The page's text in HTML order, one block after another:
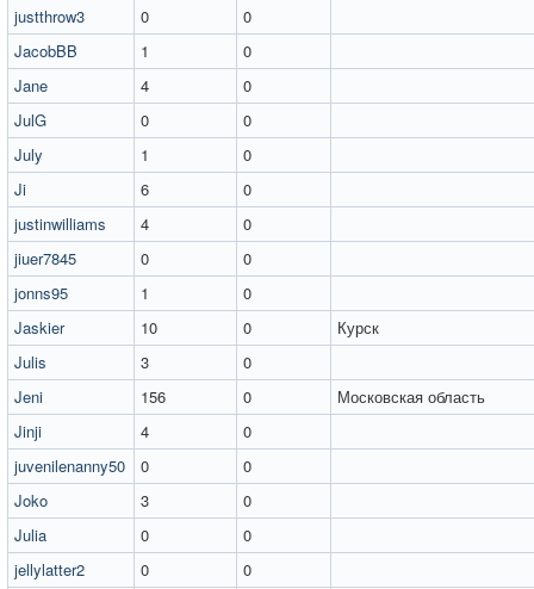
justthrow3
0
0
JacobBB
1
0
Jane
4
0
JulG
0
0
July
1
0
Ji
6
0
justinwilliams
4
0
jiuer7845
0
0
jonns95
1
0
Jaskier
10 0
Курск
Julis
3
0
Jeni
156 0
Московская область
Jinji
4
0
juvenilenanny50
0
0
Joko
3
0
Julia
0
0
jellylatter2
0
0